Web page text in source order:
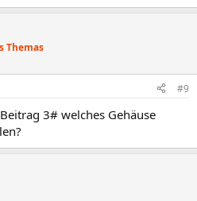
Themas
#9
3# welches Gehäuse